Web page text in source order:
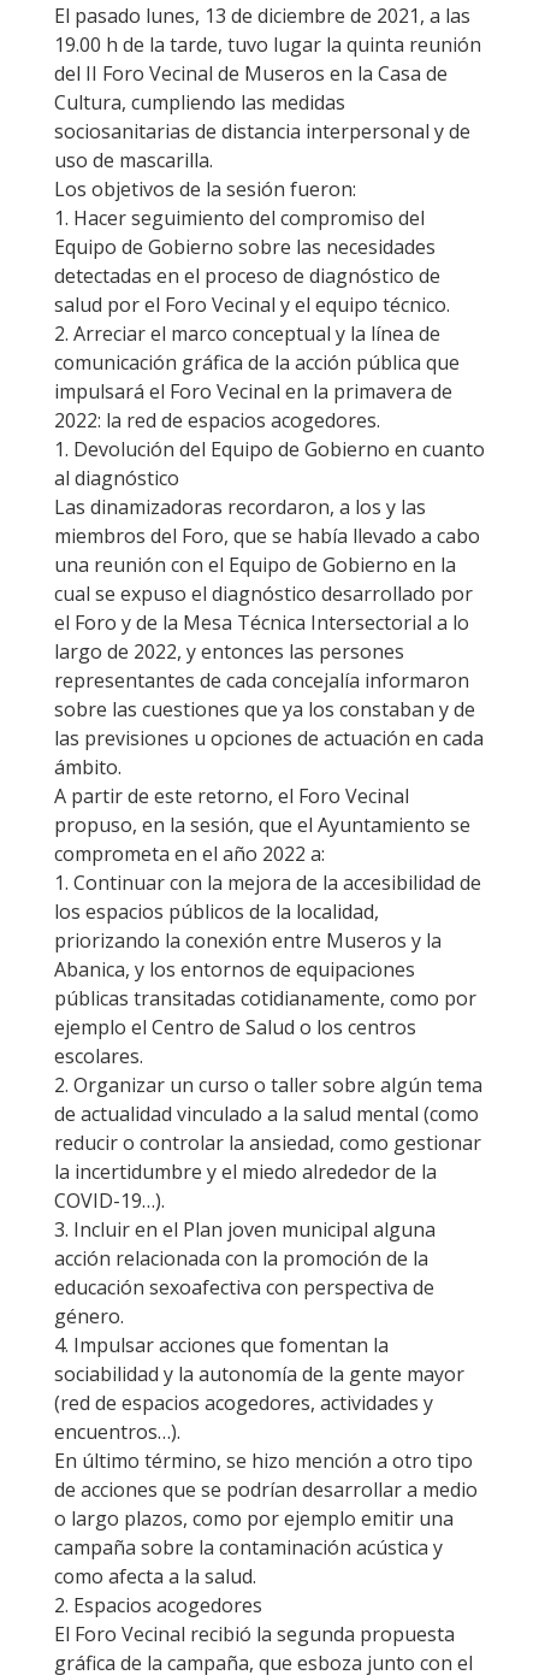
El pasado lunes, 13 de diciembre de 2021, a las
19.00 h de la tarde, tuvo lugar la quinta reunión
del II Foro Vecinal de Museros en la Casa de
Cultura, cumpliendo las medidas
sociosanitarias de distancia interpersonal y de
uso de mascarilla.
Los objetivos de la sesión fueron:
1. Hacer seguimiento del compromiso del
Equipo de Gobierno sobre las necesidades
detectadas en el proceso de diagnóstico de
salud por el Foro Vecinal y el equipo técnico.
2. Arreciar el marco conceptual y la línea de
comunicación gráfica de la acción pública que
impulsará el Foro Vecinal en la primavera de
2022: la red de espacios acogedores.
1. Devolución del Equipo de Gobierno en cuanto
al diagnóstico
Las dinamizadoras recordaron, a los y las
miembros del Foro, que se había llevado a cabo
una reunión con el Equipo de Gobierno en la
cual se expuso el diagnóstico desarrollado por
el Foro y de la Mesa Técnica Intersectorial a lo
largo de 2022, y entonces las persones
representantes de cada concejalía informaron
sobre las cuestiones que ya los constaban y de
las previsiones u opciones de actuación en cada
ámbito.
A partir de este retorno, el Foro Vecinal
propuso, en la sesión, que el Ayuntamiento se
comprometa en el año 2022 a:
1. Continuar con la mejora de la accesibilidad de
los espacios públicos de la localidad,
priorizando la conexión entre Museros y la
Abanica, y los entornos de equipaciones
públicas transitadas cotidianamente, como por
ejemplo el Centro de Salud o los centros
escolares.
2. Organizar un curso o taller sobre algún tema
de actualidad vinculado a la salud mental (como
reducir o controlar la ansiedad, como gestionar
la incertidumbre y el miedo alrededor de la
COVID-19…).
3. Incluir en el Plan joven municipal alguna
acción relacionada con la promoción de la
educación sexoafectiva con perspectiva de
género.
4. Impulsar acciones que fomentan la
sociabilidad y la autonomía de la gente mayor
(red de espacios acogedores, actividades y
encuentros…).
En último término, se hizo mención a otro tipo
de acciones que se podrían desarrollar a medio
o largo plazos, como por ejemplo emitir una
campaña sobre la contaminación acústica y
como afecta a la salud.
2. Espacios acogedores
El Foro Vecinal recibió la segunda propuesta
gráfica de la campaña, que esboza junto con el